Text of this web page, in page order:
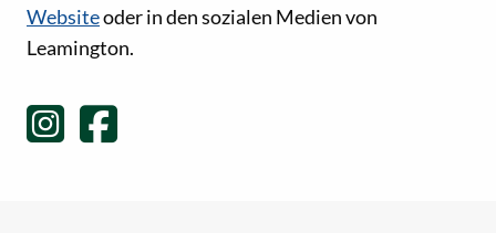
Websiteoder in den sozialen Medien von
Leamington.